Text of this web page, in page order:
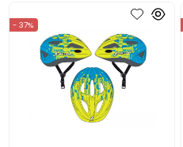
- 37%